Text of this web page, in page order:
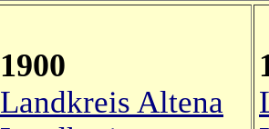
1900
Landkreis Altena